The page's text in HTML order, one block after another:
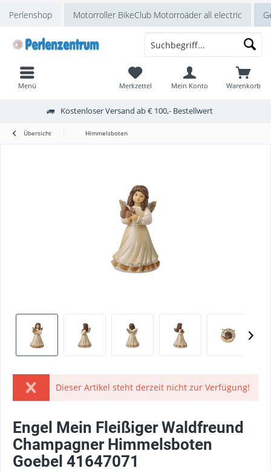
Perlenshop Motorroller BikeClub Motorroäder all electric
Kostenloser Versand ab € 100,- Bestellwert
Warenkorb
Merkzettel Mein Konto
Menü
Übersicht Himmelsboten
Dieser Artikel steht derzeit nicht zur Verfügung!
Engel Mein Fleißiger Waldfreund
Champagner Himmelsboten
Goebel 41647071